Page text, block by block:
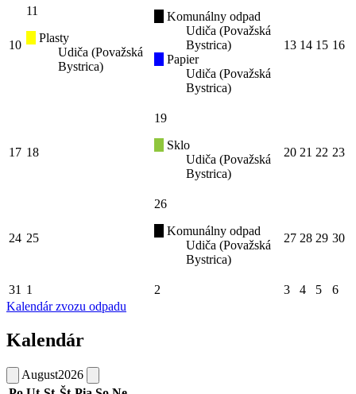
10
11
Plasty
Udiča (Považská
Bystrica)
Komunálny odpad
Udiča (Považská
Bystrica)
Papier
Udiča (Považská
Bystrica)
13 14 15 16
17 18
19
Sklo
Udiča (Považská
Bystrica)
20 21 22 23
24 25
26
Komunálny odpad
Udiča (Považská
Bystrica)
27 28 29 30
31 1 2 3 4 5
6
Kalendár zvozu odpadu
Kalendár
August2026